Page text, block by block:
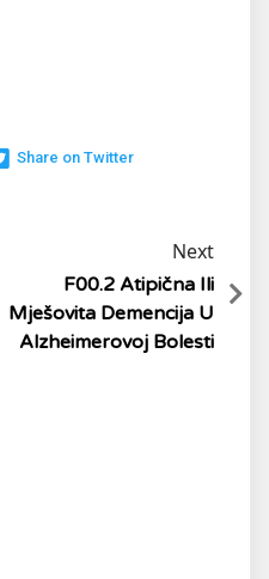
Share on Twitter
Next
F00.2 Atipična Ili
Mješovita Demencija U
Alzheimerovoj Bolesti